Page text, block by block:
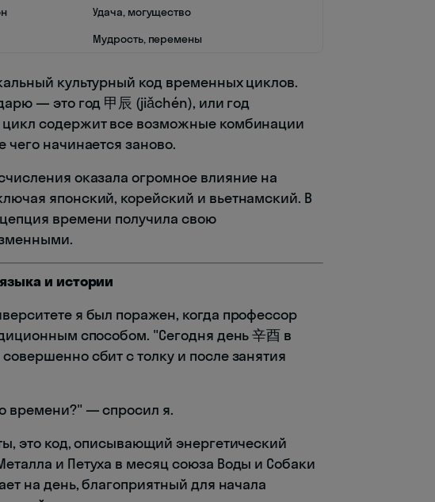
Удача, могущество
Мудрость, перемены
культурный код временных циклов.
— это год 甲辰 (jiǎchén), или год
содержит все возможные комбинации
чего начинается заново.
оказала огромное влияние на
японский, корейский и вьетнамский. В
времени получила свою
и истории
я был поражен, когда профессор
способом. "Сегодня день 辛酉 в
сбит с толку и после занятия
времени?" — спросил я.
это код, описывающий энергетический
и Петуха в месяц союза Воды и Собаки
на день, благоприятный для начала